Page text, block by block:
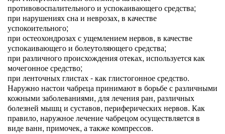
противовоспалительного и успокаивающего средства;
при нарушениях сна и неврозах, в качестве
успокоительного;
при остеохондрозах с ущемлением нервов, в качестве
успокаивающего и болеутоляющего средства;
при различного происхождения отеках, используется как
мочегонное средство;
при ленточных глистах - как глистогонное средство.
Наружно настои чабреца принимают в борьбе с различными
кожными заболеваниями, для лечения ран, различных
болезней мышц и суставов, периферических нервов. Как
правило, наружное лечение чабрецом осуществляется в
виде ванн, примочек, а также компрессов.